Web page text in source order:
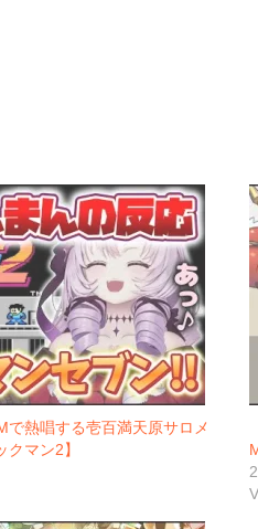
で熱唱する壱百満天原サロメ
クマン2】